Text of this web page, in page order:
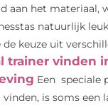
aan het materiaal,
natuurlijk
de keuze uit
trainer vinden
Een speciale
vinden, is soms een